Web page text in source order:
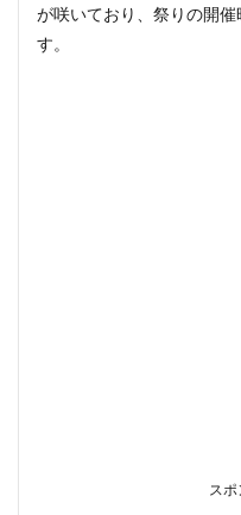
っと
むヒ
が咲いており、祭りの開
す。
スポ